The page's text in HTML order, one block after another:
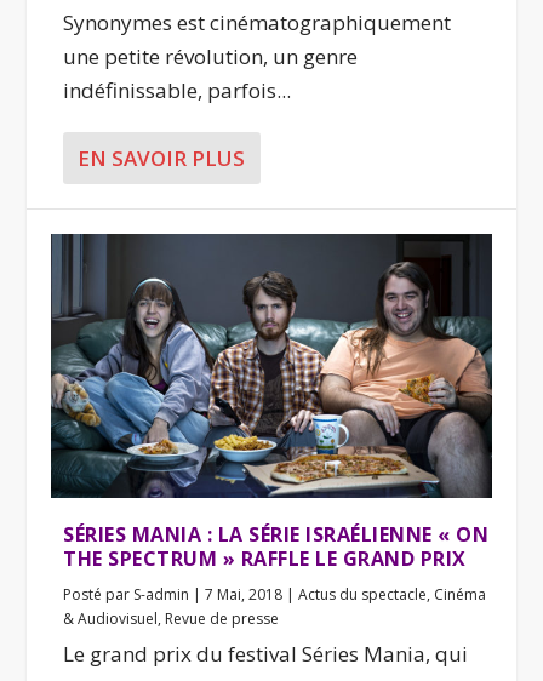
Synonymes est cinématographiquement
une petite révolution, un genre
indéfinissable, parfois...
EN SAVOIR PLUS
SÉRIES MANIA : LA SÉRIE ISRAÉLIENNE « ON
THE SPECTRUM » RAFFLE LE GRAND PRIX
Posté par S-admin |7 Mai, 2018 |Actus du spectacle, Cinéma
& Audiovisuel, Revue de presse
Le grand prix du festival Séries Mania, qui